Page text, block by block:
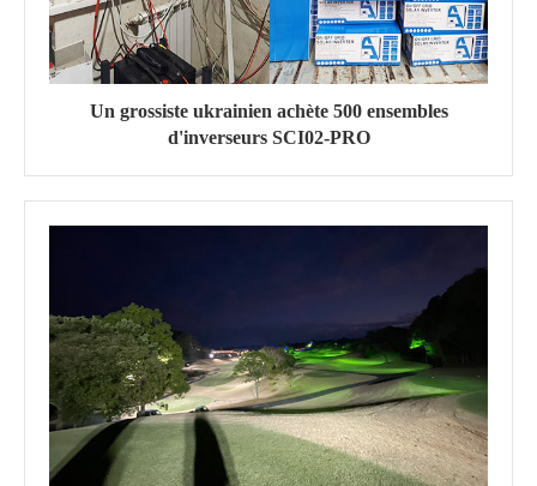
Un grossiste ukrainien achète 500 ensembles
d'inverseurs SCI02-PRO